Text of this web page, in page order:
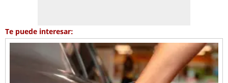
Te puede interesar: